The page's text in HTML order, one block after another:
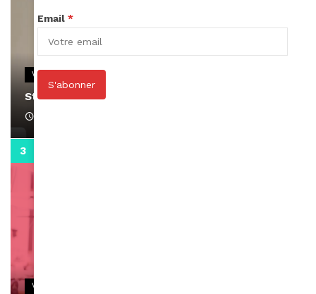
VIDEOS
Stacy passe un message
VIDEOS
Email *
S'abonner